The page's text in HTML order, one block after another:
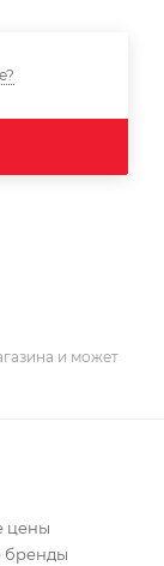
и может
цены
бренды